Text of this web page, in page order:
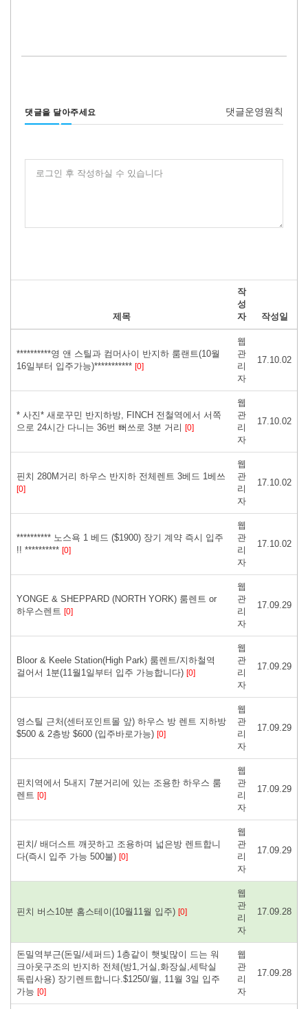
댓글을 달아주세요 댓글운영원칙
로그인 후 작성하실 수 있습니다
제목
작
성
자
작성일
**********영 앤 스틸과 컴머사이 반지하 룸랜트(10월
16일부터 입주가능)*********** [0]
웹
관
리
자
17.10.02
* 사진* 새로꾸민 반지하방, FINCH 전철역에서 서쪽
으로 24시간 다니는 36번 뻐쓰로 3분 거리 [0]
웹
관
리
자
17.10.02
핀치 280M거리 하우스 반지하 전체렌트 3베드 1베쓰
[0]
웹
관
리
자
17.10.02
********** 노스욕 1 베드 ($1900) 장기 계약 즉시 입주
!! ********** [0]
웹
관
리
자
17.10.02
YONGE & SHEPPARD (NORTH YORK) 룸렌트 or
하우스렌트 [0]
웹
관
리
자
17.09.29
Bloor & Keele Station(High Park) 룸렌트/지하철역
걸어서 1분(11월1일부터 입주 가능합니다) [0]
웹
관
리
자
17.09.29
영스틸 근처(센터포인트몰 앞) 하우스 방 렌트 지하방
$500 & 2층방 $600 (입주바로가능) [0]
웹
관
리
자
17.09.29
핀치역에서 5내지 7분거리에 있는 조용한 하우스 룸
렌트 [0]
웹
관
리
자
17.09.29
핀치/ 배더스트 깨끗하고 조용하며 넓은방 렌트합니
다(즉시 입주 가능 500불) [0]
웹
관
리
자
17.09.29
핀치 버스10분 홈스테이(10월11월 입주) [0]
웹
관
리
자
17.09.28
돈밀역부근(돈밀/세퍼드) 1층같이 햇빛많이 드는 워
크아웃구조의 반지하 전체(방1,거실,화장실,세탁실
독립사용) 장기렌트합니다.$1250/월, 11월 3일 입주
가능 [0]
웹
관
리
자
17.09.28